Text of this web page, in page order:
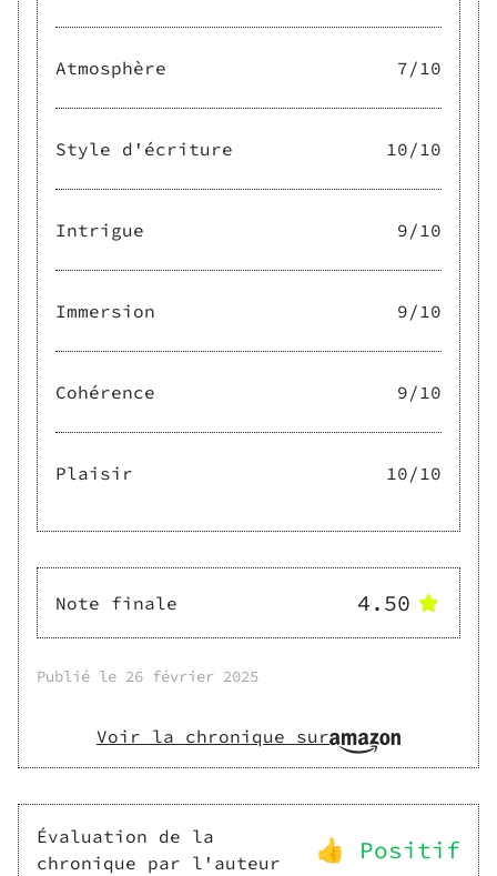
Atmosphère 7/10
Style d'écriture 10/10
Intrigue 9/10
Immersion 9/10
Cohérence 9/10
Plaisir 10/10
Note finale 4.50
Publié le 26 février 2025
Voir la chronique sur
Évaluation de la
chronique par l'auteur
👍 Positif